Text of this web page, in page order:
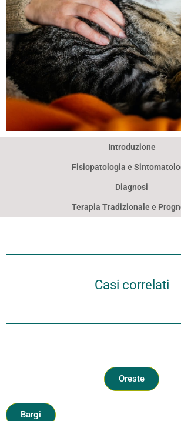
FELINA
Introduzione
Fisiopatologia e
Diagnosi
Terapia Tradizionale e
Casi correlati
Oreste
Bargi